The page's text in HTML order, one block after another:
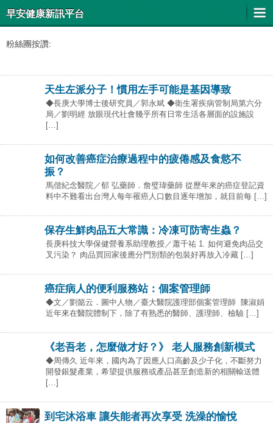
早安健康新訊平台
粉絲團按讚:
天生左派分子！慣用左手可能是基因導致
◆長庚大學博士後研究員／郭永斌 ◆衛生署疾病管制局第六分
局／劉明經 放眼現代社會幾乎所有日常生活各層面的設施設
[…]
如何改善癌症治療過程中的疲倦感及食慾不
振？
馬偕紀念醫院／郁 弘藥師．詹璧瑋藥師 從歷年來的癌症登記資
料中不難看出台灣人每年罹癌人口數目逐年增加，就目前每 […]
保存生鮮肉品五大常識：冷凍可防寄生蟲？
長庚科技大學保健營養系助理教授／蕭千祐 1. 如何避免肉品交
叉污染？ 肉品買回家後應分門別類的包裝好再放入冷藏 […]
癌症病人的便利服務站：個案管理師
◆文／劉懿云．圖中人物／臺大醫院護理部個案管理師 陳淑娟
近年來在醫院體制下，除了有熟悉的醫師、護理師、檢驗 […]
《老吾老，怎麼做才好？》 老人服務創新模式
◆周傳久 近年來，國內為了因應人口高齡及少子化，不斷努力
開發銀髮產業，希望提供服務或產品甚至創造新的相關輸送體
[…]
到宅沐浴車 讓失能者再次享受 洗澡的愉悅